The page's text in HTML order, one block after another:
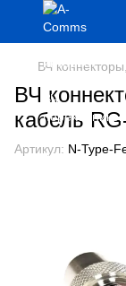
ВЧ
ВЧ
кабель
Артикул: N-Type-